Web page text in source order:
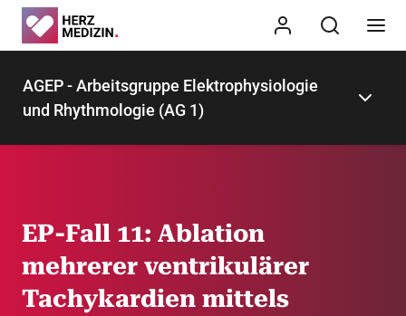
AGEP - Arbeitsgruppe Elektrophysiologie
und Rhythmologie (AG 1)
EP-Fall 11: Ablation
mehrerer ventrikulärer
Tachykardien mittels